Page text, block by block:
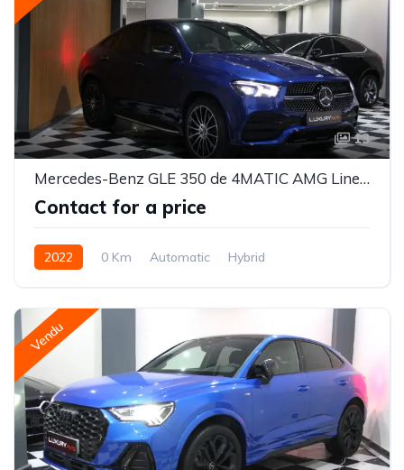
13
Mercedes-Benz GLE 350 de 4MATIC AMG Line Coupé ( importée neuve )
Contact for a price
2022 0 Km Automatic Hybrid
Vendu